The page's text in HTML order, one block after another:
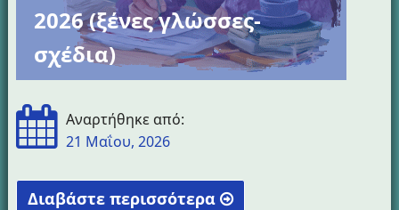
2026 (ξένες γλώσσες-
σχέδια)
Αναρτήθηκε από:
21 Μαΐου, 2026
Διαβάστε περισσότερα